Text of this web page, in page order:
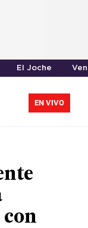
El Joche
EN VIVO
con